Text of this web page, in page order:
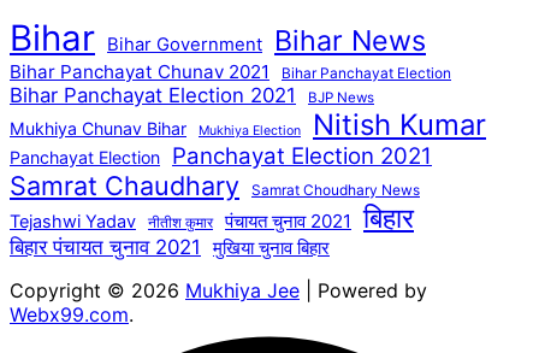
Bihar Bihar Government Bihar News
Bihar Panchayat Chunav 2021 Bihar Panchayat Election
Bihar Panchayat Election 2021 BJP News
Mukhiya Chunav Bihar Mukhiya Election Nitish Kumar
Panchayat Election Panchayat Election 2021
Samrat Chaudhary Samrat Choudhary News
Tejashwi Yadav नीतीश कुमार पंचायत चुनाव 2021 बिहार
बिहार पंचायत चुनाव 2021 मुखिया चुनाव बिहार
Copyright © 2026 Mukhiya Jee | Powered by
Webx99.com.